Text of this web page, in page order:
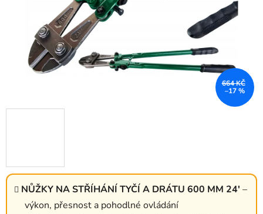
NŮŽKY NA STŘÍHÁNÍ TYČÍ A DRÁTU 600 MM 24' –
výkon, přesnost a pohodlné ovládání
664 KČ
–17 %